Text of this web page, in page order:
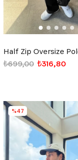
₺316,80
₺699,00
%47